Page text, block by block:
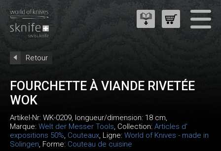
Retour
FOURCHETTE À VIANDE RIVETÉE
WOK
Artikel-Nr: WK-0209, longueur/dimension: 18 cm,
Marque: Welt der Messer Tools, Collection: Articles d'
expositions 50%, Couteaux, Ligne: World of Knives - made in
Solingen, Forme: Couteau de cuisine